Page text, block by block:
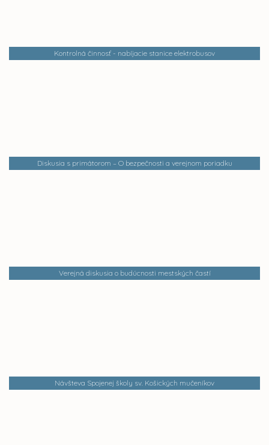
Kontrolná činnosť - nabíjacie stanice elektrobusov
Diskusia s primátorom – O bezpečnosti a verejnom poriadku
Verejná diskusia o budúcnosti mestských častí
Návšteva Spojenej školy sv. Košických mučeníkov